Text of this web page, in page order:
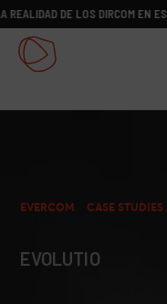
DE LOS DIRCOM EN ESPAÑA
EVERCOM >CASE STUDIES
EVOLUTIO